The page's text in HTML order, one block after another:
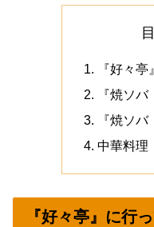
『好々
『焼ソ
『焼ソ
中華料理
『好々亭』に行